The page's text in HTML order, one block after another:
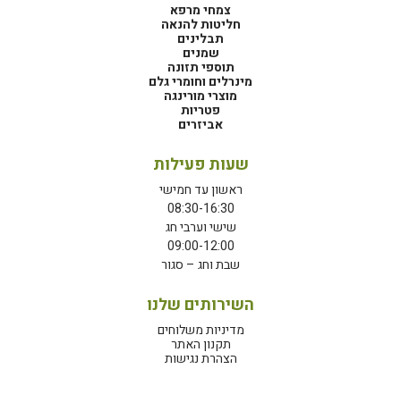
צמחי מרפא
חליטות להנאה
תבלינים
שמנים
תוספי תזונה
מינרלים וחומרי גלם
מוצרי מורינגה
פטריות
אביזרים
שעות פעילות
ראשון עד חמישי
08:30-16:30
שישי וערבי חג
09:00-12:00
שבת וחג – סגור
השירותים שלנו
מדיניות משלוחים
תקנון האתר
הצהרת נגישות